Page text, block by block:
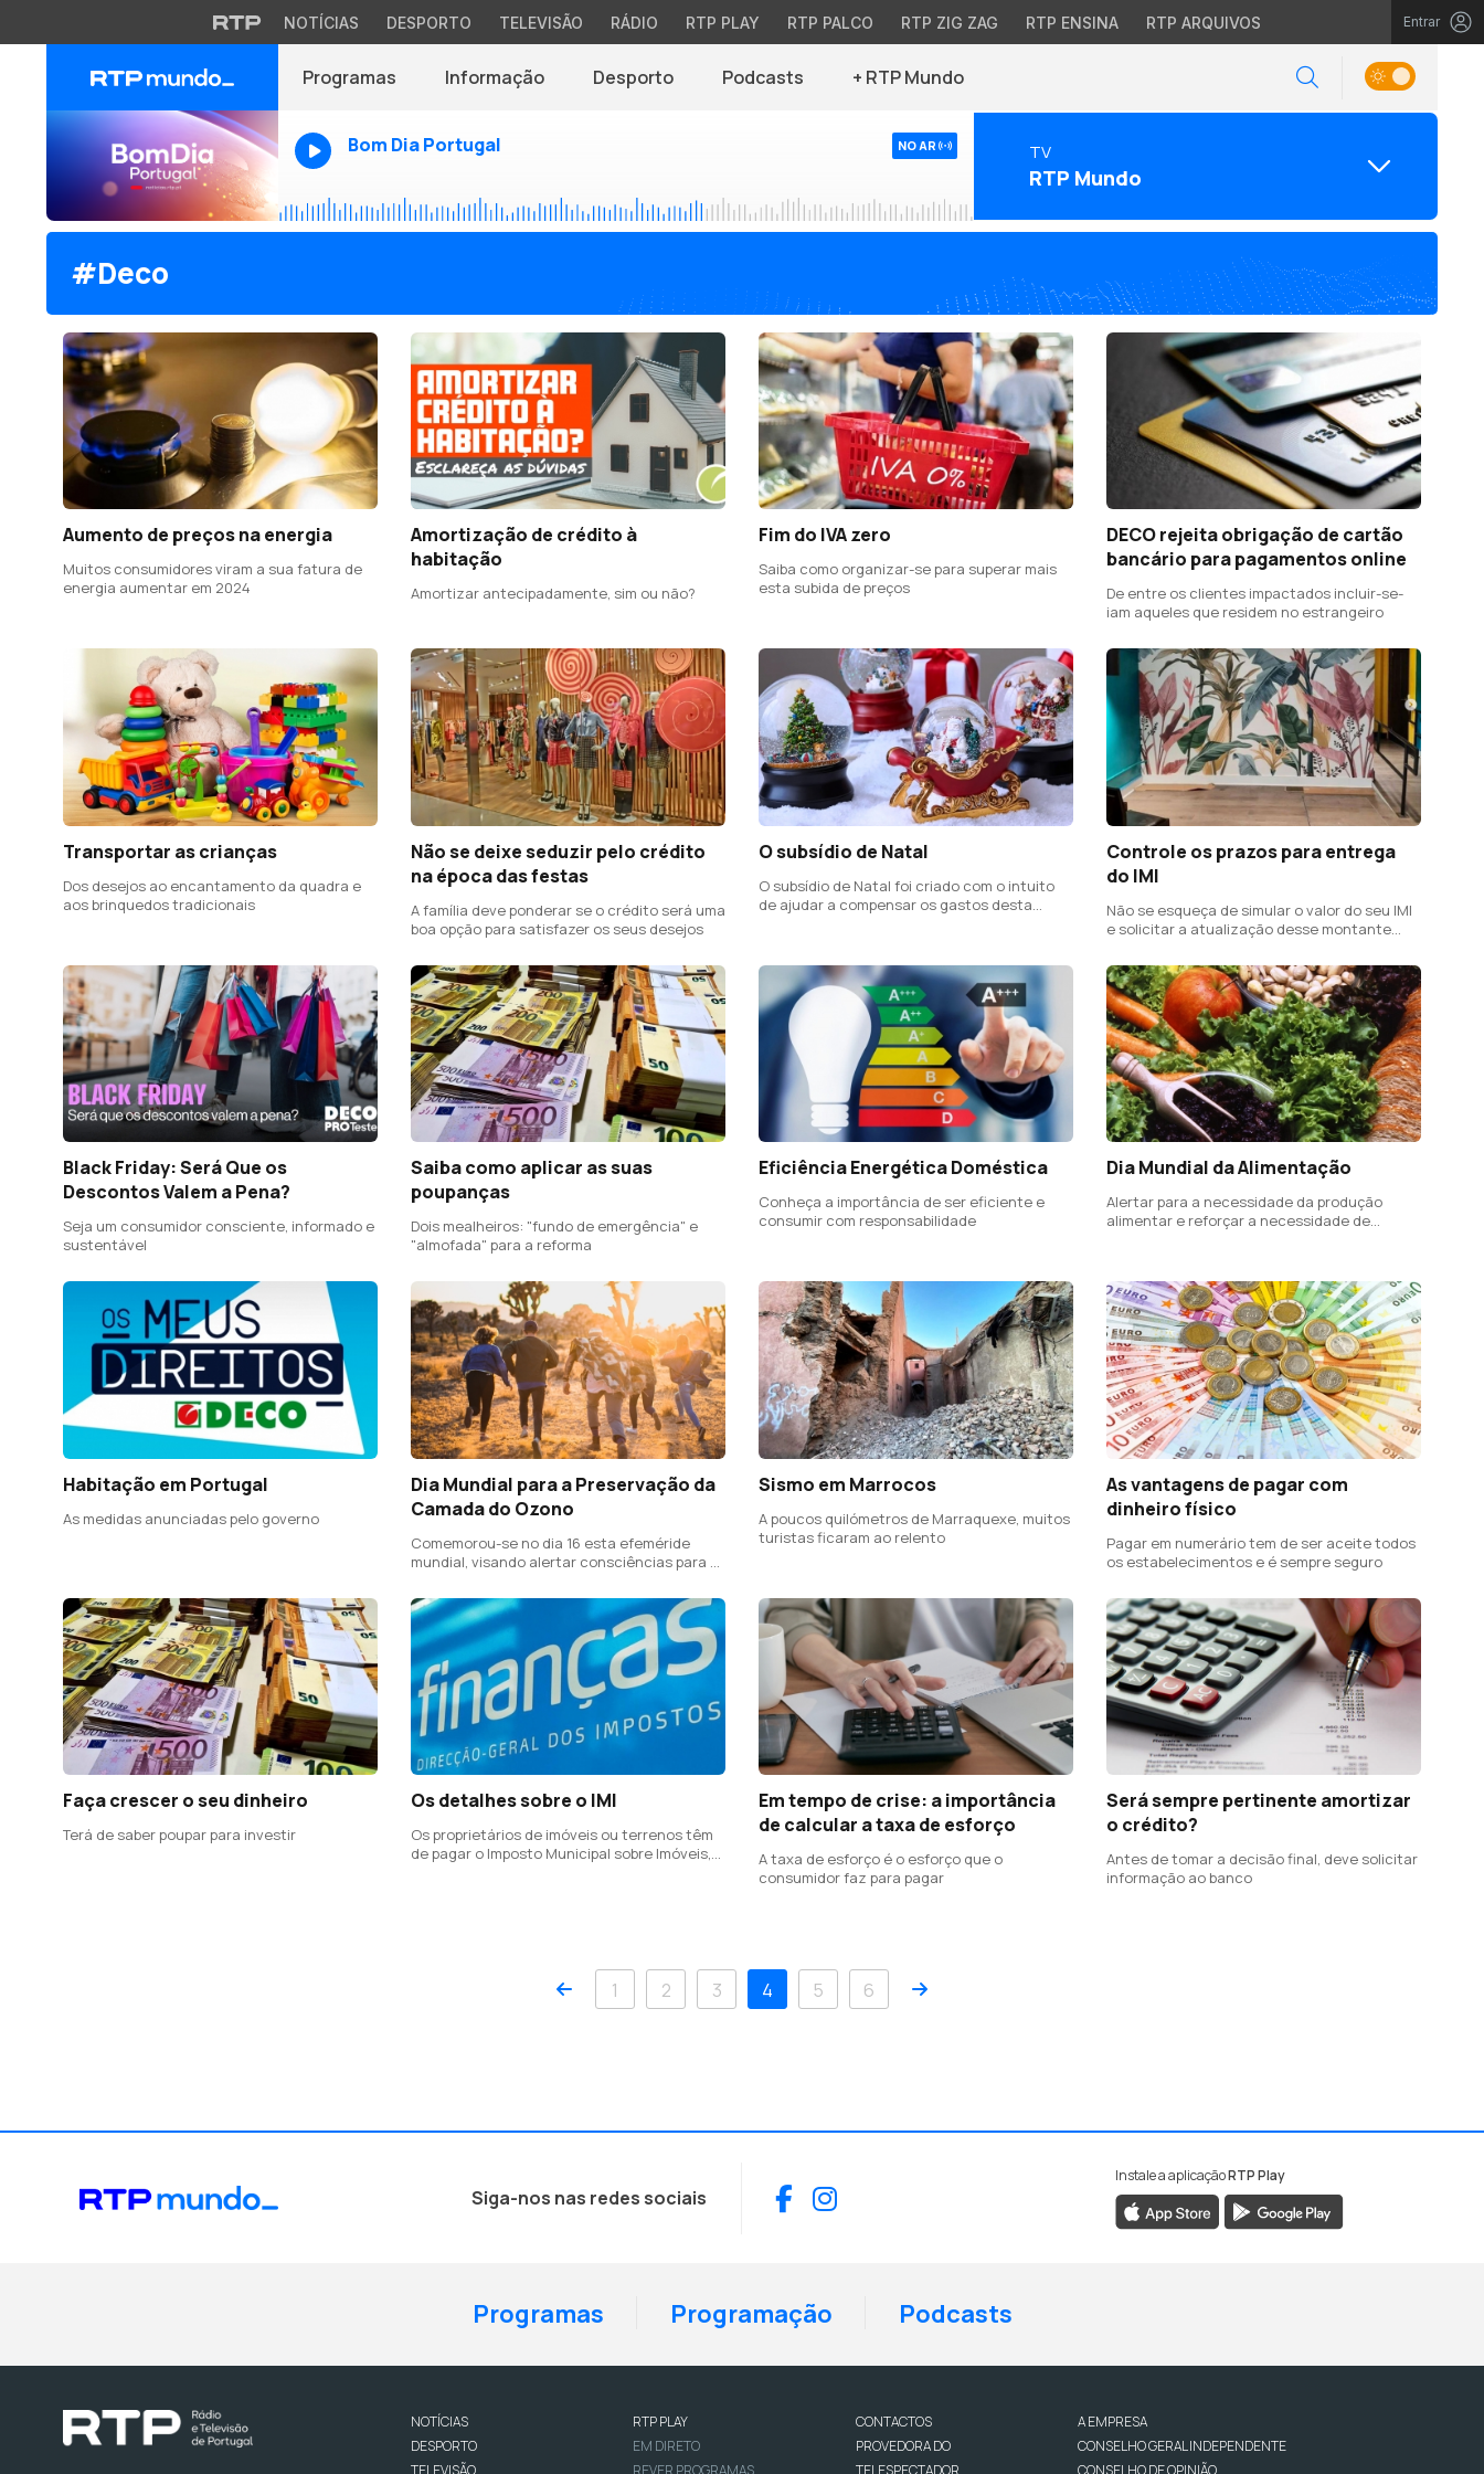
NOTÍCIAS DESPORTO TELEVISÃO RÁDIO RTP PLAY RTP PALCO RTP ZIG ZAG RTP ENSINA RTP ARQUIVOS Entrar
Programas Informação Desporto Podcasts + RTP Mundo
Bom Dia Portugal NO AR TV
RTP Mundo
#Deco
Aumento de preços na energia
Muitos consumidores viram a sua fatura de
energia aumentar em 2024
Amortização de crédito à
habitação
Amortizar antecipadamente, sim ou não?
Fim do IVA zero
Saiba como organizar-se para superar mais
esta subida de preços
DECO rejeita obrigação de cartão
bancário para pagamentos online
De entre os clientes impactados incluir-se-
iam aqueles que residem no estrangeiro
Transportar as crianças
Dos desejos ao encantamento da quadra e
aos brinquedos tradicionais
Não se deixe seduzir pelo crédito
na época das festas
A família deve ponderar se o crédito será uma
boa opção para satisfazer os seus desejos
O subsídio de Natal
O subsídio de Natal foi criado com o intuito
de ajudar a compensar os gastos desta
Controle os prazos para entrega
do IMI
Não se esqueça de simular o valor do seu IMI
e solicitar a atualização desse montante
Black Friday: Será Que os
Descontos Valem a Pena?
Seja um consumidor consciente, informado e
sustentável
Saiba como aplicar as suas
poupanças
Dois mealheiros: "fundo de emergência" e
"almofada" para a reforma
Eficiência Energética Doméstica
Conheça a importância de ser eficiente e
consumir com responsabilidade
Dia Mundial da Alimentação
Alertar para a necessidade da produção
alimentar e reforçar a necessidade de
Habitação em Portugal
As medidas anunciadas pelo governo
Dia Mundial para a Preservação da
Camada do Ozono
Comemorou-se no dia 16 esta efeméride
mundial, visando alertar consciências para a
Sismo em Marrocos
A poucos quilómetros de Marraquexe, muitos
turistas ficaram ao relento
As vantagens de pagar com
dinheiro físico
Pagar em numerário tem de ser aceite todos
os estabelecimentos e é sempre seguro
Faça crescer o seu dinheiro
Terá de saber poupar para investir
Os detalhes sobre o IMI
Os proprietários de imóveis ou terrenos têm
de pagar o Imposto Municipal sobre Imóveis,
Em tempo de crise: a importância
de calcular a taxa de esforço
A taxa de esforço é o esforço que o
consumidor faz para pagar
Será sempre pertinente amortizar
o crédito?
Antes de tomar a decisão final, deve solicitar
informação ao banco
Anterior
1 2 3 4 5 6 Próximo
Siga-nos nas redes sociais Facebook
Instagram
Instale a aplicaçãoRTP Play
Programas Programação Podcasts
NOTÍCIAS
DESPORTO
TELEVISÃO
RTP PLAY
EM DIRETO
REVER PROGRAMAS
CONTACTOS
PROVEDORA DO
TELESPECTADOR
A EMPRESA
CONSELHO GERAL INDEPENDENTE
CONSELHO DE OPINIÃO